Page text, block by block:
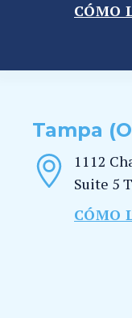
CÓMO
Tampa
1112
Suite 5
CÓMO